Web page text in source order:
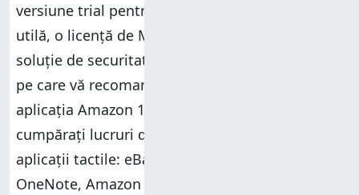
versiune trial pentru Office 365 ce vă poate fi
utilă, o licență de McAfee Internet Security (o
soluție de securitate lentă și de slabă calitate
pe care vă recomandăm să o dezinstalați),
aplicația Amazon 1Button App ce vă permite să
cumpărați lucruri de pe Amazon și câteva
aplicații tactile: eBay, McAfee Central for Dell,
OneNote, Amazon și Kindle.